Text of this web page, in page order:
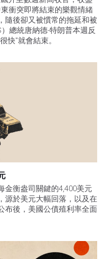
衝突即將結束的樂觀情緒
隨後卻又被慣常的拖延和被
總統唐納德-特朗普本週反
快"就會結束。
金衡盎司關鍵的4,400美元
源於美元大幅回落，以及在
布後，美國公債殖利率全面